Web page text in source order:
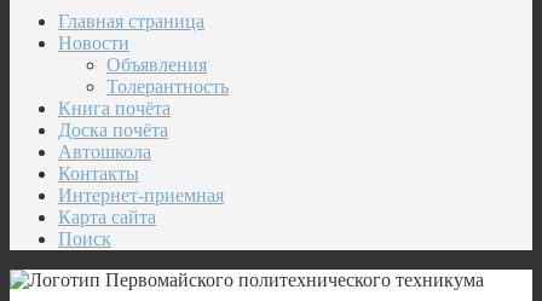
Главная страница
Новости
Объявления
Толерантность
Книга почёта
Доска почёта
Автошкола
Контакты
Интернет-приемная
Карта сайта
Поиск